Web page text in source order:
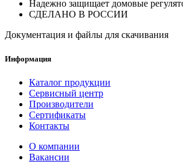
Надежно защищает домовые
СДЕЛАНО В РОССИИ
Документация и файлы для скачивания
Информация
Каталог продукции
Сервисный центр
Производители
Сертификаты
Контакты
О компании
Вакансии